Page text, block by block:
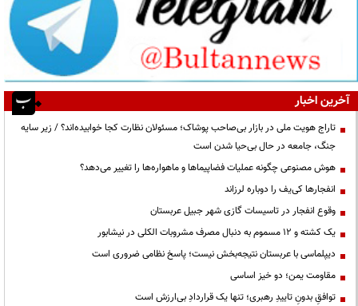
آخرین اخبار
تاراج هویت ملی در بازار بی‌صاحب پوشاک؛ مسئولان نظارت کجا خوابیده‌اند؟ / زیر سایه
جنگ، جامعه در حال بی‌حیا شدن است
هوش مصنوعی چگونه عملیات فضاپیماها و ماهواره‌ها را تغییر می‌دهد؟
انفجارها کی‌یف را دوباره لرزاند
وقوع انفجار در تاسیسات گازی شهر جبیل عربستان
یک کشته و ۱۲ مسموم به دنبال مصرف مشروبات الکلی در نیشابور
دیپلماسی با عربستان نتیجه‌بخش نیست؛ پاسخ نظامی ضروری است
مقاومت یمن؛ دو خیز اساسی
توافقِ بدونِ تاییدِ رهبری؛ تنها یک قراردادِ بی‌ارزش است